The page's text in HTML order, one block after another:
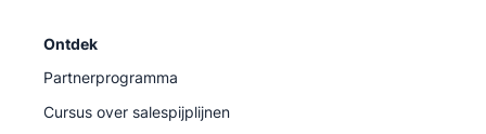
Ontdek
Partnerprogramma
Cursus over salespijplijnen